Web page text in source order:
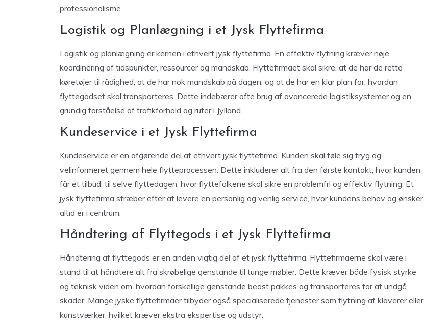
professionalisme.
Logistik og Planlægning i et Jysk Flyttefirma
Logistik og planlægning er kernen i ethvert jysk flyttefirma. En effektiv flytning kræver nøje
koordinering af tidspunkter, ressourcer og mandskab. Flyttefirmaet skal sikre, at de har de rette
køretøjer til rådighed, at de har nok mandskab på dagen, og at de har en klar plan for, hvordan
flyttegodset skal transporteres. Dette indebærer ofte brug af avancerede logistiksystemer og en
grundig forståelse af trafikforhold og ruter i Jylland.
Kundeservice i et Jysk Flyttefirma
Kundeservice er en afgørende del af ethvert jysk flyttefirma. Kunden skal føle sig tryg og
velinformeret gennem hele flytteprocessen. Dette inkluderer alt fra den første kontakt, hvor kunden
får et tilbud, til selve flyttedagen, hvor flyttefolkene skal sikre en problemfri og effektiv flytning. Et
jysk flyttefirma stræber efter at levere en personlig og venlig service, hvor kundens behov og ønsker
altid er i centrum.
Håndtering af Flyttegods i et Jysk Flyttefirma
Håndtering af flyttegods er en anden vigtig del af et jysk flyttefirma. Flyttefirmaerne skal være i
stand til at håndtere alt fra skrøbelige genstande til tunge møbler. Dette kræver både fysisk styrke
og teknisk viden om, hvordan forskellige genstande bedst pakkes og transporteres for at undgå
skader. Mange jyske flyttefirmaer tilbyder også specialiserede tjenester som flytning af klaverer eller
kunstværker, hvilket kræver ekstra ekspertise og udstyr.